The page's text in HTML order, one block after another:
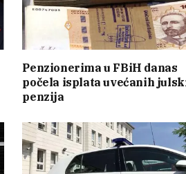
Penzionerima u FBiH danas
počela isplata uvećanih
penzija